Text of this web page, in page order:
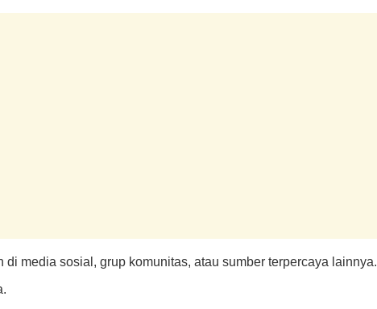
media sosial, grup komunitas, atau sumber terpercaya lainnya.